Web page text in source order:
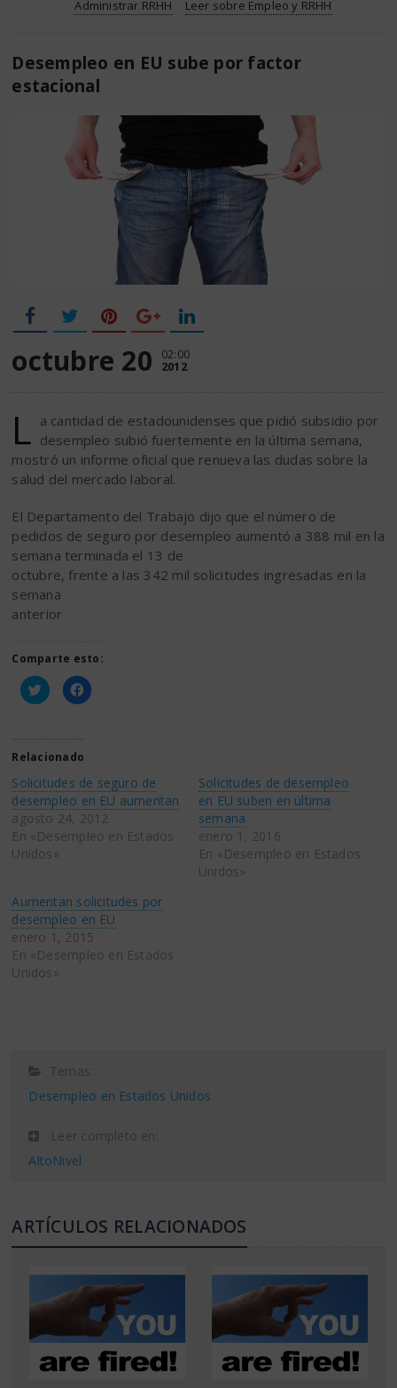
Administrar RRHH
Leer sobre Empleo y RRHH
Desempleo en EU sube por factor
estacional
octubre 20 02:00
2012
L a cantidad de estadounidenses que pidió subsidio por
desempleo subió fuertemente en la última semana,
mostró un informe oficial que renueva las dudas sobre la
salud del mercado laboral.
El Departamento del Trabajo dijo que el número de
pedidos de seguro por desempleo aumentó a 388 mil en la
semana terminada el 13 de
octubre, frente a las 342 mil solicitudes ingresadas en la
semana
anterior
Comparte esto:
Haz
clic
(Se
abre
una
ventana
nueva)
Haz
clic
una
ventana
nueva)
Relacionado
Solicitudes de seguro de
desempleo en EU aumentan
agosto 24, 2012
En «Desempleo en Estados
Unidos»
Solicitudes de desempleo
en EU suben en última
semana
enero 1, 2016
En «Desempleo en Estados
Unidos»
Aumentan solicitudes por
desempleo en EU
enero 1, 2015
En «Desempleo en Estados
Unidos»
Temas:
Desempleo en Estados Unidos
Leer completo en:
AltoNivel
ARTÍCULOS RELACIONADOS